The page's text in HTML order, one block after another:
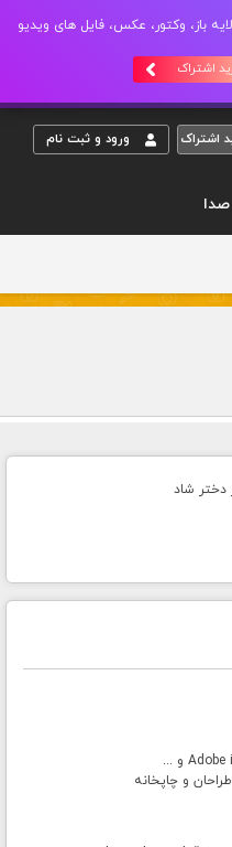
ماهیانه تا 600 طرح لایه باز، وکتور، عکس، فایل های ویدیو
اشتراک
اشتراک ورود و ثبت نام
صدا
و چاپخانه